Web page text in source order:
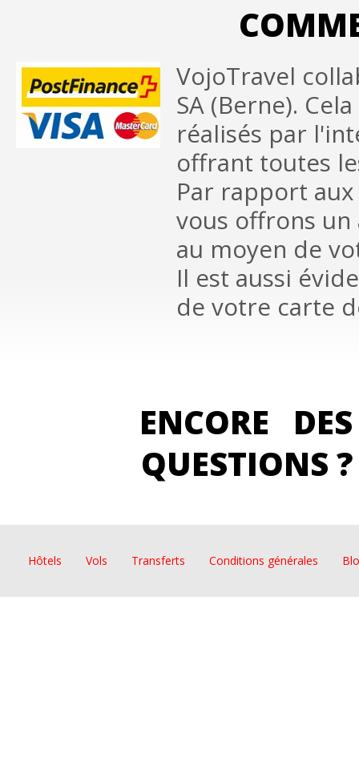
VojoTravel
SA (Berne).
réalisés par
offrant toutes
Par rapport
vous offrons un
au moyen de
Il est aussi
de votre carte
ENCORE DES
QUESTIONS ?
Hôtels Vols Transferts Conditions générales